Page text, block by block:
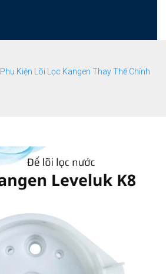
Phụ Kiện Lõi Lọc Kangen Thay Thế Chính